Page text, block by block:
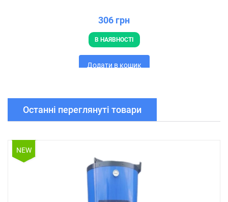
306 грн
В НАЯВНОСТІ
Додати в кошик
Останні переглянуті товари
NEW